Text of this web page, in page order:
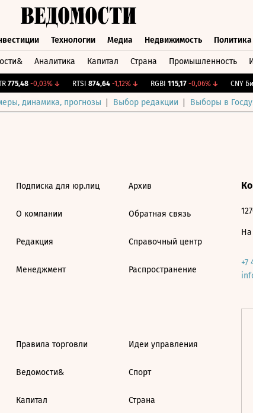
Технологии Медиа Недвижимость Политика
Аналитика Капитал Страна Промышленность
775,48 -0,03%↓ RTSI 874,64 -1,12%↓ RGBI 115,17 -0,06%↓ CNY
динамика, прогнозы Выбор редакции Выборы в
Подписка для юр.лиц
О компании
Редакция
Менеджмент
Архив
Обратная связь
Справочный центр
Распространение
Правила торговли
Ведомости&
Капитал
Идеи управления
Спорт
Страна
На
+7